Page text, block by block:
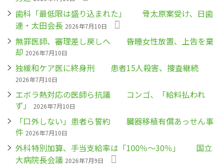
歯科「最低限は盛り込まれた」 骨太原案受け、日歯
連・太田会長 2026年7月10日
無罪医師、審理差し戻しへ 昏睡女性放置、上告を棄
却 2026年7月10日
独緩和ケア医に終身刑 患者15人殺害、捜査継続
2026年7月10日
エボラ熱対応の医師ら抗議 コンゴ、「給料払われ
ず」
2026年7月10日
「口外しない」患者ら誓約 臓器移植有償あっせん事
件 2026年7月10日
外科特別加算、手当支給率は「100％～30％」 国立
大病院長会議 2026年7月9日